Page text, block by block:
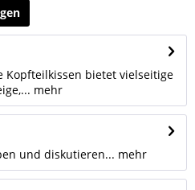
Kopfteilkissen bietet vielseitige
mehr
und diskutieren... mehr